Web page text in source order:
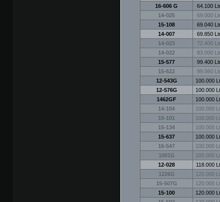
16-606 G
64.100
14-025
69.000
15-108
69.040
14-007
69.850
14-023
72.400
14-022
83.000
15-577
99.400
15-622
99.560
12-543G
100.000
12-576G
100.000
1462GF
100.000
14-104
100.000
15-101
100.000
15-134
100.000
15-637
100.000
16-547
100.000
1001G
105.000
12-028
118.000
1226G
120.000
15-507G
120.000
15-100
120.000